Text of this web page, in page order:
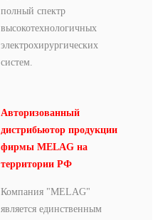
полный спектр
высокотехнологичных
электрохирургических
систем.
Авторизованный
дистрибьютор продукции
фирмы MELAG на
территории РФ
Компания "MELAG"
является единственным